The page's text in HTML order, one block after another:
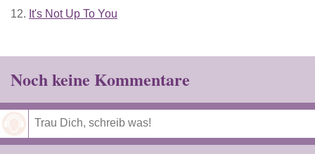
12. It's Not Up To You
Noch keine Kommentare